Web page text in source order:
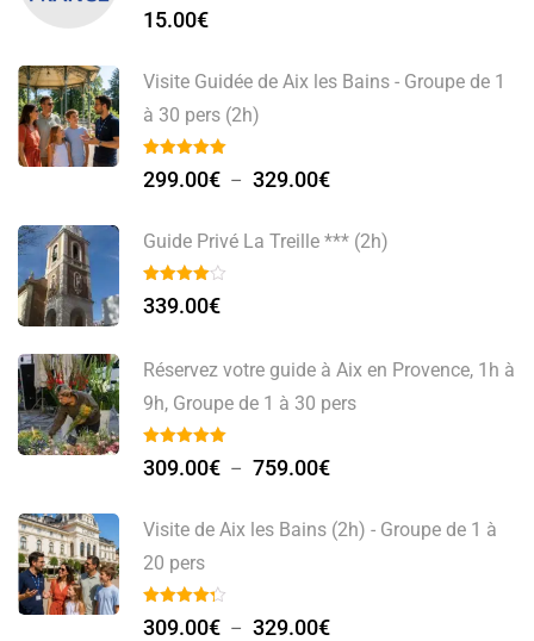
15.00€
Visite Guidée de Aix les Bains - Groupe de 1
à 30 pers (2h)
299.00€ – 329.00€
Guide Privé La Treille *** (2h)
339.00€
Réservez votre guide à Aix en Provence, 1h à
9h, Groupe de 1 à 30 pers
309.00€ – 759.00€
Visite de Aix les Bains (2h) - Groupe de 1 à
20 pers
309.00€ – 329.00€